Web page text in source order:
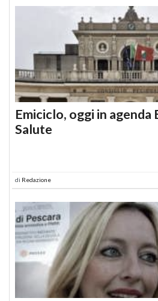
Emiciclo, oggi in agenda
Salute
di Redazione